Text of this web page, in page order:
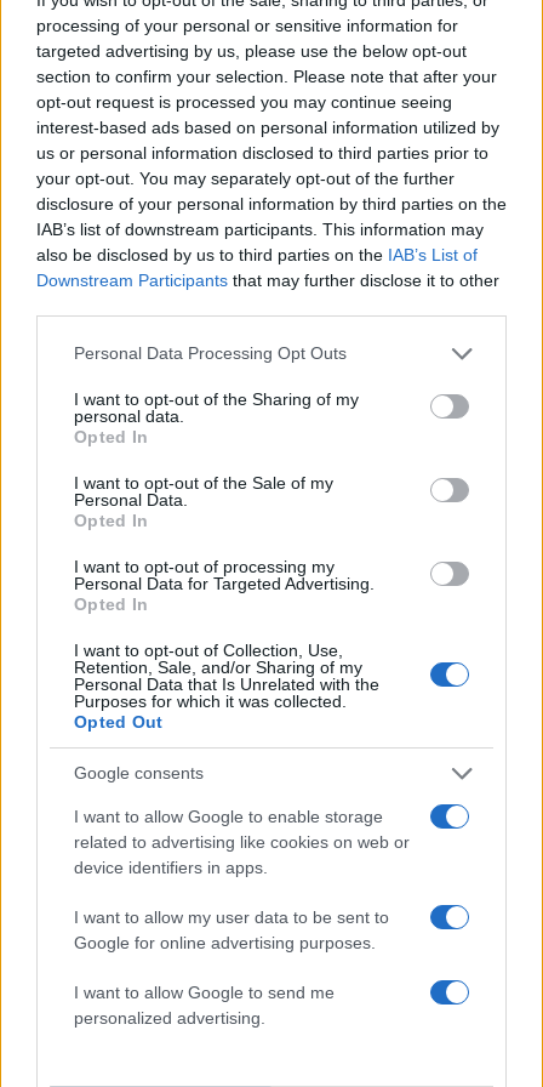
processing of your personal or sensitive information for
targeted advertising by us, please use the below opt-out
section to confirm your selection. Please note that after your
opt-out request is processed you may continue seeing
interest-based ads based on personal information utilized by
us or personal information disclosed to third parties prior to
your opt-out. You may separately opt-out of the further
disclosure of your personal information by third parties on the
IAB’s list of downstream participants. This information may
also be disclosed by us to third parties on the IAB’s List of
Downstream Participants that may further disclose it to other
Please note that this website/app uses one or more Google
not limited to your visit or usage behaviour. You may click to
grant or deny consent to Google and its third-party tags to
use your data for below specified purposes in below Google
consent section.
Personal Data Processing Opt Outs
I want to opt-out of the Sharing of my
personal data.
Opted In
I want to opt-out of the Sale of my
Personal Data.
Opted In
I want to opt-out of processing my
Personal Data for Targeted Advertising.
Opted In
I want to opt-out of Collection, Use,
Retention, Sale, and/or Sharing of my
Personal Data that Is Unrelated with the
Purposes for which it was collected.
Opted Out
Google consents
I want to allow Google to enable storage
related to advertising like cookies on web or
device identifiers in apps.
I want to allow my user data to be sent to
Google for online advertising purposes.
I want to allow Google to send me
personalized advertising.
Πιο δημοφιλή
1 Σοκαριστική υπόθεση στην Κρήτη:
Τουρίστας ρωτούσε πόσο να πληρώσει για
να ασελγήσει σε 10χρονο κορίτσι - Το παιδί
καθόταν αμέριμνο σε αυλή επιχείρησης
2Δεν ήταν μόνο η ταχύτητα που οδήγησε
στο τροχαίο στις Σέρρες με νεκρούς μητέρα
και γιο - «Ίσως κάτι απέσπασε την προσοχή
του οδηγού» λέει πραγματογνώμονας
Μυστράς: Αλλαγή στην υπερασπιστική
γραμμή του 55χρονου που έκρυψε τον
νεκρό πατέρα του σε καταψύκτη – Η
αγάπη στους γονείς και η διαφωνία με την
αδερφή του
Ιωάννα Τούνη: Η throwback φωτογραφία
από την Ίμπιζα με τον Δημήτρη
Σπυριδωνίδη
Τραγωδία στις Σέρρες: «Τα έχασα όλα, κάτι
με τράβαγε στην καρδιά μου», λέει ο
άνδρας που έχασε σύζυγο και γιο στο
τροχαίο
Πιο σχολιασμένα
101 Marfin: Η 46χρονη πήρε προθεσμία για
να απολογηθεί την Τρίτη – «Είναι αθώα,
100.000 άτομα»
Βγήκαν ξανά τα μαχαίρια στην Ελπίδα
για τη Δημοκρατία: «Καρυστιανού,
κίνημα σε φοβικό αρχηγικό κόμμα»
Μεταφορές χρημάτων: Πότε μπορεί να
θεωρηθούν δωρεές και να επιβληθεί
φόρος – Τι ισχυεί για τις γονικές παροχές
αγγειοχειρουργού του νοσοκομείου